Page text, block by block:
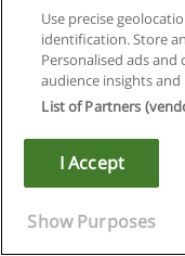
Il project
BIM
Tra gli argomenti,
Management, La
dell’ICT, il Project
ruoli creati dal BIM, le
informativi e l BIM
Creazione di RFI e
Information
Use precise
identification. Store
Personalised ads
audience insights
List of Partners
I Accept
Show Purposes